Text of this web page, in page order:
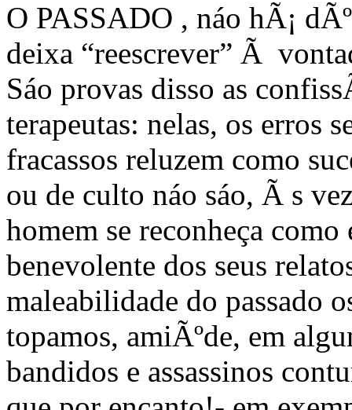
O PASSADO , náo hÃ¡
deixa “reescrever” Ã
Sáo provas disso as
terapeutas: nelas, os erros
fracassos reluzem como
ou de culto náo sáo, Ã s
homem se reconheça
benevolente dos seus
maleabilidade do passado
topamos, amiÃºde, em
bandidos e assassinos